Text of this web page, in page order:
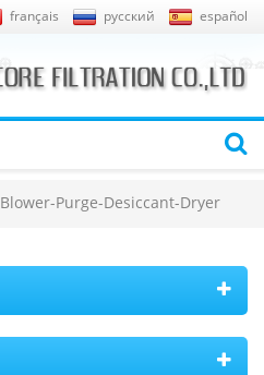
français русский español
Blower-Purge-Desiccant-Dryer